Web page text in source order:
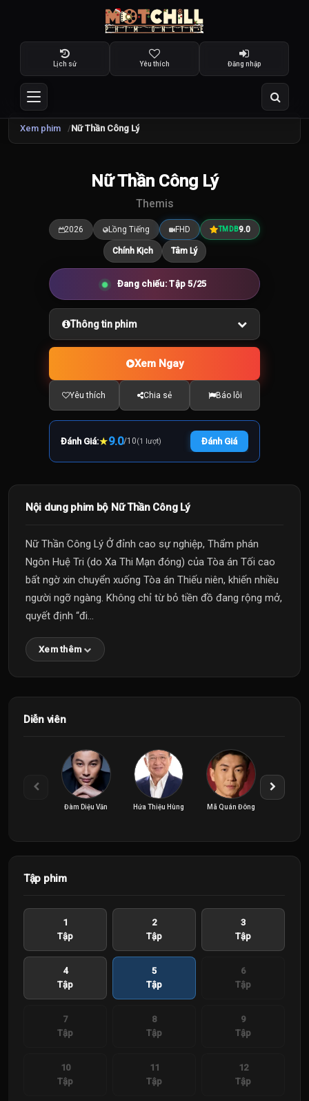
Lịch sử Yêu thích Đăng nhập
Xem phim Nữ Thần Công Lý
9.0
Nữ Thần Công Lý
Themis
2026 Lồng Tiếng FHD TMDB9.0
Chính Kịch Tâm Lý
Đang chiếu: Tập 5/25
Thông tin phim
Xem Ngay
Yêu thích Chia sẻ Báo lỗi
Đánh Giá:★9.0/10(1 lượt) Đánh Giá
Nội dung phim bộ Nữ Thần Công Lý
Nữ Thần Công Lý Ở đỉnh cao sự nghiệp, Thẩm phán
Ngôn Huệ Tri (do Xa Thi Mạn đóng) của Tòa án Tối cao
bất ngờ xin chuyển xuống Tòa án Thiếu niên, khiến nhiều
người ngỡ ngàng. Không chỉ từ bỏ tiền đồ đang rộng mở,
quyết định “đi...
Xem thêm
Diễn viên
Đàm Diệu Văn Hứa Thiệu Hùng Mã Quán Đông
Tập phim
1
Tập
2
Tập
3
Tập
4
Tập
5
Tập
6
Tập
7
Tập
8
Tập
9
Tập
10
Tập
11
Tập
12
Tập